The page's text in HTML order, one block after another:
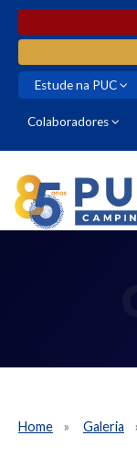
Estude na PUC
Colaboradores
Home Galeria